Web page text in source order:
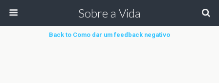
Sobre a Vida
Back to Como dar um feedback negativo